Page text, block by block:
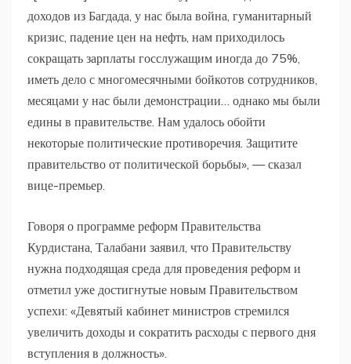
доходов из Багдада, у нас была война, гуманитарный
кризис, падение цен на нефть, нам приходилось
сокращать зарплаты госслужащим иногда до 75%,
иметь дело с многомесячными бойкотов сотрудников,
месяцами у нас были демонстрации… однако мы были
едины в правительстве. Нам удалось обойти
некоторые политические противоречия. Защитите
правительство от политической борьбы», — сказал
вице-премьер.
Говоря о программе реформ Правительства
Курдистана, Талабани заявил, что Правительству
нужна подходящая среда для проведения реформ и
отметил уже достигнутые новым Правительством
успехи: «Девятый кабинет министров стремился
увеличить доходы и сократить расходы с первого дня
вступления в должность».